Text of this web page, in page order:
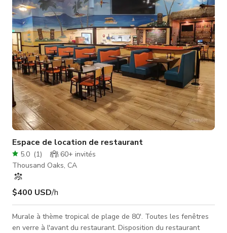
organisés en trois zones : la pelouse d'entrée douce et verte,
l'ambiance
Espace de location de restaurant
5.0 (1) 60+ invités
Thousand Oaks, CA
$400 USD/h
Murale à thème tropical de plage de 80'. Toutes les fenêtres
en verre à l'avant du restaurant. Disposition du restaurant